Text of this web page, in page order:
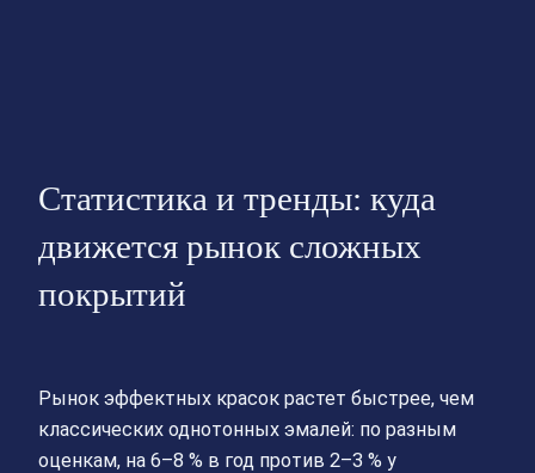
Статистика и тренды: куда
движется рынок сложных
покрытий
Рынок эффектных красок растет быстрее, чем
классических однотонных эмалей: по разным
оценкам, на 6–8 % в год против 2–3 % у